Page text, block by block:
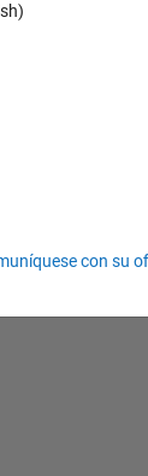
&
Natick
and
|
con su